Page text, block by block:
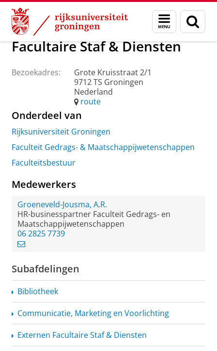
Skip
Content
Skip
Navigation
Menu
en
zoeken
Over ons Praktische zaken Waar vindt u ons
Facultaire Staf & Diensten
Bezoekadres:
Grote Kruisstraat 2/1
9712 TS Groningen
Nederland
route
Onderdeel van
Rijksuniversiteit Groningen
Faculteit Gedrags- & Maatschappijwetenschappen
Faculteitsbestuur
Medewerkers
Groeneveld-Jousma, A.R.
HR-businesspartner Faculteit Gedrags- en
Maatschappijwetenschappen
06 2825 7739
Subafdelingen
Bibliotheek
Communicatie, Marketing en Voorlichting
Externen Facultaire Staf & Diensten